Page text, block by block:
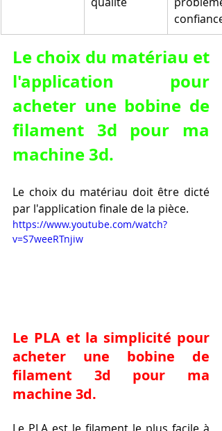
confiance
Le choix du matériau et
l'application pour
acheter une bobine de
filament 3d pour ma
machine 3d.
Le choix du matériau doit être dicté
par l'application finale de la pièce.
https://www.youtube.com/watch?
v=S7weeRTnjiw
Le PLA et la simplicité pour
acheter une bobine de
filament 3d pour ma
machine 3d.